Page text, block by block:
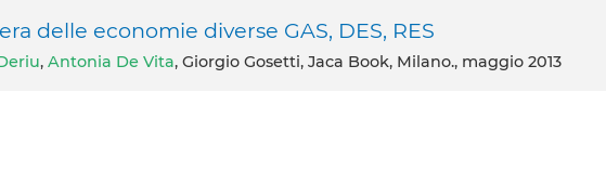
delle economie diverse GAS, DES, RES
, Antonia De Vita, Giorgio Gosetti, Jaca Book, Milano., maggio 2013